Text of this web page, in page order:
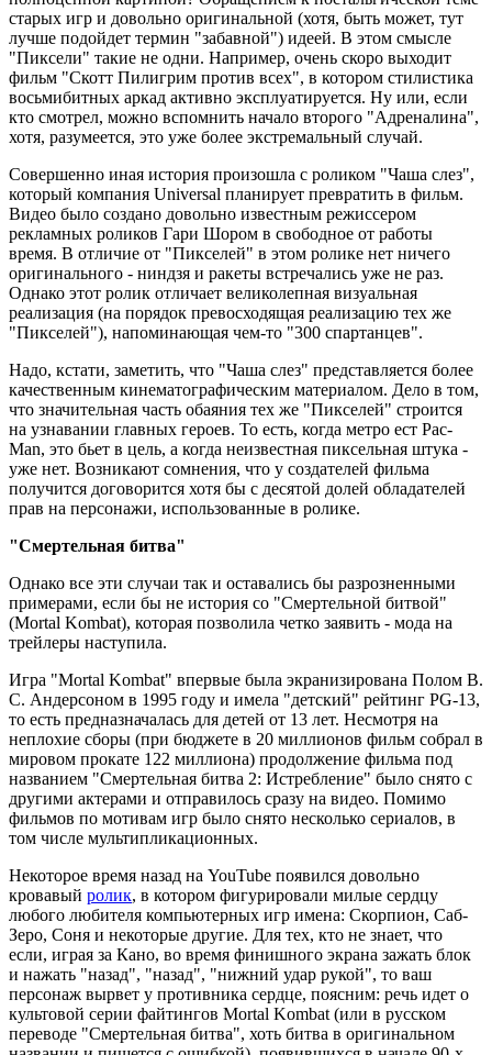
старых игр и довольно оригинальной (хотя, быть может, тут
лучше подойдет термин "забавной") идеей. В этом смысле
"Пиксели" такие не одни. Например, очень скоро выходит
фильм "Скотт Пилигрим против всех", в котором стилистика
восьмибитных аркад активно эксплуатируется. Ну или, если
кто смотрел, можно вспомнить начало второго "Адреналина",
хотя, разумеется, это уже более экстремальный случай.
Совершенно иная история произошла с роликом "Чаша слез",
который компания Universal планирует превратить в фильм.
Видео было создано довольно известным режиссером
рекламных роликов Гари Шором в свободное от работы
время. В отличие от "Пикселей" в этом ролике нет ничего
оригинального - ниндзя и ракеты встречались уже не раз.
Однако этот ролик отличает великолепная визуальная
реализация (на порядок превосходящая реализацию тех же
"Пикселей"), напоминающая чем-то "300 спартанцев".
Надо, кстати, заметить, что "Чаша слез" представляется более
качественным кинематографическим материалом. Дело в том,
что значительная часть обаяния тех же "Пикселей" строится
на узнавании главных героев. То есть, когда метро ест Pac-
Man, это бьет в цель, а когда неизвестная пиксельная штука -
уже нет. Возникают сомнения, что у создателей фильма
получится договорится хотя бы с десятой долей обладателей
прав на персонажи, использованные в ролике.
"Смертельная битва"
Однако все эти случаи так и оставались бы разрозненными
примерами, если бы не история со "Смертельной битвой"
(Mortal Kombat), которая позволила четко заявить - мода на
трейлеры наступила.
Игра "Mortal Kombat" впервые была экранизирована Полом В.
С. Андерсоном в 1995 году и имела "детский" рейтинг PG-13,
то есть предназначалась для детей от 13 лет. Несмотря на
неплохие сборы (при бюджете в 20 миллионов фильм собрал в
мировом прокате 122 миллиона) продолжение фильма под
названием "Смертельная битва 2: Истребление" было снято с
другими актерами и отправилось сразу на видео. Помимо
фильмов по мотивам игр было снято несколько сериалов, в
том числе мультипликационных.
Некоторое время назад на YouTube появился довольно
кровавый ролик, в котором фигурировали милые сердцу
любого любителя компьютерных игр имена: Скорпион, Саб-
Зеро, Соня и некоторые другие. Для тех, кто не знает, что
если, играя за Кано, во время финишного экрана зажать блок
и нажать "назад", "назад", "нижний удар рукой", то ваш
персонаж вырвет у противника сердце, поясним: речь идет о
культовой серии файтингов Mortal Kombat (или в русском
переводе "Смертельная битва", хоть битва в оригинальном